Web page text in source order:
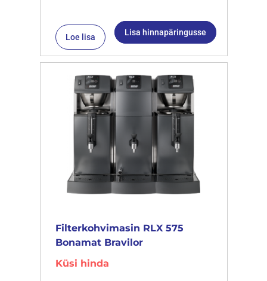
Loe lisa Lisa hinnapäringusse
Filterkohvimasin RLX 575
Bonamat Bravilor
Küsi hinda